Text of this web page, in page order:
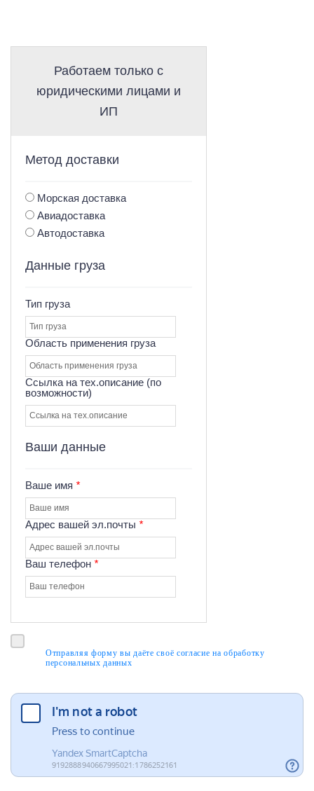
Работаем только с
юридическими лицами и
ИП
Метод доставки
Морская доставка
Авиадоставка
Автодоставка
Данные груза
Тип груза
Область применения груза
Ссылка на тех.описание (по
возможности)
Ваши данные
Ваше имя *
Адрес вашей эл.почты *
Ваш телефон *
Отправляя форму вы даёте своё согласие на обработку
персональных данных